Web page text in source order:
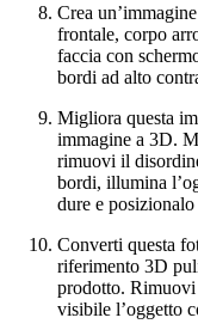
Crea
frontale, corpo
faccia con
bordi ad alto
Migliora questa
immagine a 3D.
rimuovi il
bordi, illumina
dure e
Converti questa
riferimento 3D
prodotto.
visibile l’oggetto